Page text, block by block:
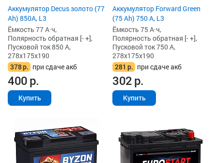
Аккумулятор Decus золото (77
Ah) 850А, L3
Ёмкость 77 А·ч,
Полярность обратная [- +],
Пусковой ток 850 А,
278x175x190
378р. при сдаче акб
400р.
Купить
Аккумулятор Forward Green
(75 Ah) 750 А, L3
Ёмкость 75 А·ч,
Полярность обратная [- +],
Пусковой ток 750 А,
278x175x190
281 р. при сдаче акб
302р.
Купить